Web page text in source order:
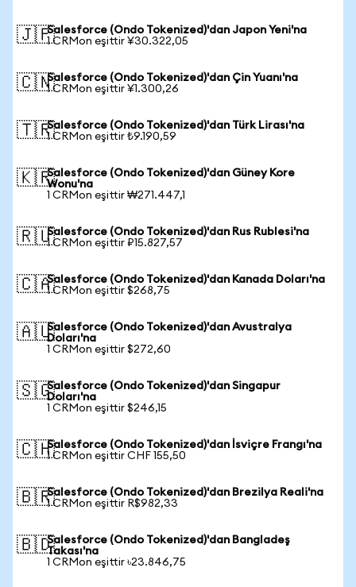
🇯🇵Salesforce (Ondo Tokenized)'dan Japon Yeni'na
1 CRMon eşittir ¥30.322,05
🇨🇳Salesforce (Ondo Tokenized)'dan Çin Yuanı'na
1 CRMon eşittir ¥1.300,26
🇹🇷Salesforce (Ondo Tokenized)'dan Türk Lirası'na
1 CRMon eşittir ₺9.190,59
🇰🇷Salesforce (Ondo Tokenized)'dan Güney Kore
Wonu'na
1 CRMon eşittir ₩271.447,1
🇷🇺Salesforce (Ondo Tokenized)'dan Rus Rublesi'na
1 CRMon eşittir ₽15.827,57
🇨🇦Salesforce (Ondo Tokenized)'dan Kanada Doları'na
1 CRMon eşittir $268,75
🇦🇺Salesforce (Ondo Tokenized)'dan Avustralya
Doları'na
1 CRMon eşittir $272,60
🇸🇬Salesforce (Ondo Tokenized)'dan Singapur
Doları'na
1 CRMon eşittir $246,15
🇨🇭Salesforce (Ondo Tokenized)'dan İsviçre Frangı'na
1 CRMon eşittir CHF 155,50
🇧🇷Salesforce (Ondo Tokenized)'dan Brezilya Reali'na
1 CRMon eşittir R$982,33
🇧🇩Salesforce (Ondo Tokenized)'dan Bangladeş
Takası'na
1 CRMon eşittir ৳23.846,75